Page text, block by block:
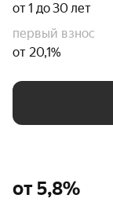
от 1 до 30 лет
первый взнос
от 20,1%
от 5,8%